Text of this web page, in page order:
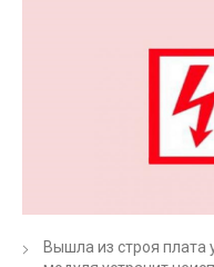
Вышла из строя плата